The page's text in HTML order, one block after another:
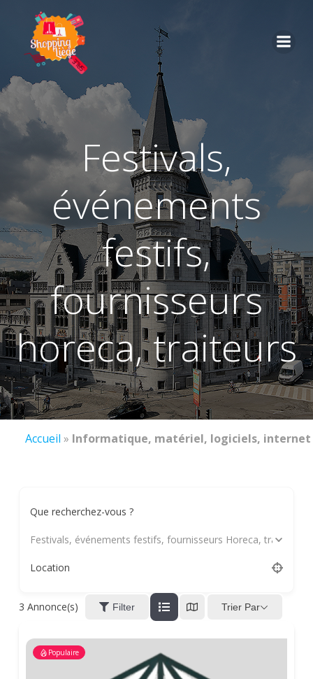
festivals,
événements
festifs,
fournisseurs
horeca, traiteurs
Accueil » Informatique, matériel, logiciels, internet
Que recherchez-vous ?
Festivals, événements festifs, fournisseurs Horeca, traiteurs
Location
3 Annonce(s) Filter Trier Par
Populaire